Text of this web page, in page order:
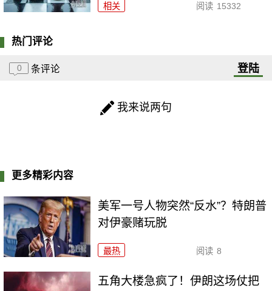
相关 阅读 15332
热门评论
0 条评论 登陆
我来说两句
更多精彩内容
美军一号人物突然“反水”？特朗普
对伊豪赌玩脱
最热 阅读 8
五角大楼急疯了！伊朗这场仗把